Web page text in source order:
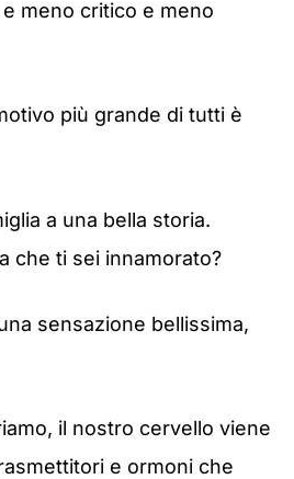
meno critico e meno
più grande di tutti è
a una bella storia.
che ti sei innamorato?
sensazione bellissima,
il nostro cervello viene
e ormoni che